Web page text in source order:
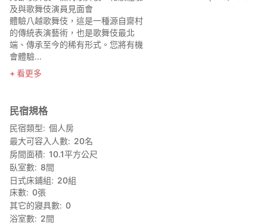
及與歌舞伎演員見面會
體驗八越歌舞伎，這是一種源自齋村
的傳統表演藝術，也是歌舞伎最北
端、傳承至今的稀有形式。您將有機
會體驗...
看更多
民宿規格
民宿類型
個人房
最大可容入人數
20名
房間面積 10.1平方公尺
臥室數 8間
日式床鋪組
20組
床數 0張
其它的寢具數 0
浴室數
2間